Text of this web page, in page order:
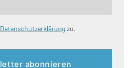
Datenschutzerklärungzu.